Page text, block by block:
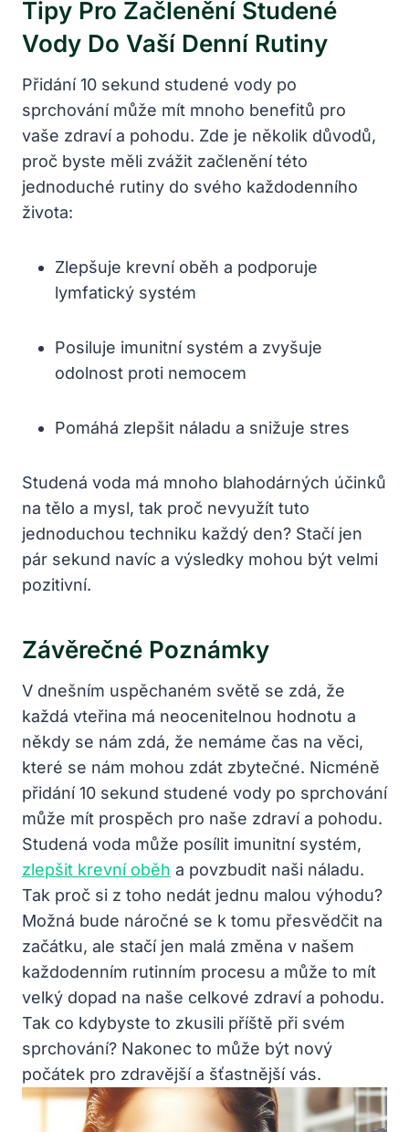
Tipy Pro Začlenění Studené
Vody Do Vaší Denní Rutiny
Přidání 10 sekund studené vody po
sprchování může mít mnoho benefitů pro
vaše zdraví a pohodu. Zde je několik důvodů,
proč byste měli zvážit začlenění této
jednoduché rutiny do svého každodenního
života:
Zlepšuje krevní oběh a podporuje
lymfatický systém
Posiluje imunitní systém a zvyšuje
odolnost proti nemocem
Pomáhá zlepšit náladu a snižuje stres
Studená voda má mnoho blahodárných účinků
na tělo a mysl, tak proč nevyužít tuto
jednoduchou techniku každý den? Stačí jen
pár sekund navíc a výsledky mohou být velmi
pozitivní.
Závěrečné Poznámky
V dnešním uspěchaném světě se zdá, že
každá vteřina má neocenitelnou hodnotu a
někdy se nám zdá, že nemáme čas na věci,
které se nám mohou zdát zbytečné. Nicméně
přidání 10 sekund studené vody po sprchování
může mít prospěch pro naše zdraví a pohodu.
Studená voda může posílit imunitní systém,
zlepšit krevní oběh a povzbudit naši náladu.
Tak proč si z toho nedát jednu malou výhodu?
Možná bude náročné se k tomu přesvědčit na
začátku, ale stačí jen malá změna v našem
každodenním rutinním procesu a může to mít
velký dopad na naše celkové zdraví a pohodu.
Tak co kdybyste to zkusili příště při svém
sprchování? Nakonec to může být nový
počátek pro zdravější a šťastnější vás.